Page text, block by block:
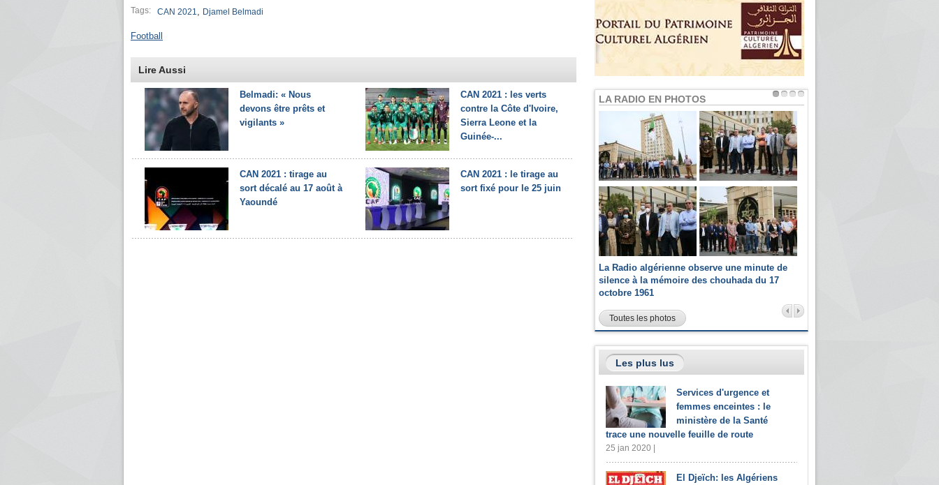
Tags: CAN 2021, Djamel Belmadi
Football
Lire Aussi
Belmadi: « Nous
devons être prêts et
vigilants »
CAN 2021 : les verts
contre la Côte d'Ivoire,
Sierra Leone et la
Guinée-...
CAN 2021 : tirage au
sort décalé au 17 août à
Yaoundé
CAN 2021 : le tirage au
sort fixé pour le 25 juin
LA RADIO EN PHOTOS
La Radio algérienne observe une minute de
silence à la mémoire des chouhada du 17
octobre 1961
Toutes les photos
Les plus lus
Services d'urgence et
femmes enceintes : le
ministère de la Santé
trace une nouvelle feuille de route
25 jan 2020 |
El Djeïch: les Algériens